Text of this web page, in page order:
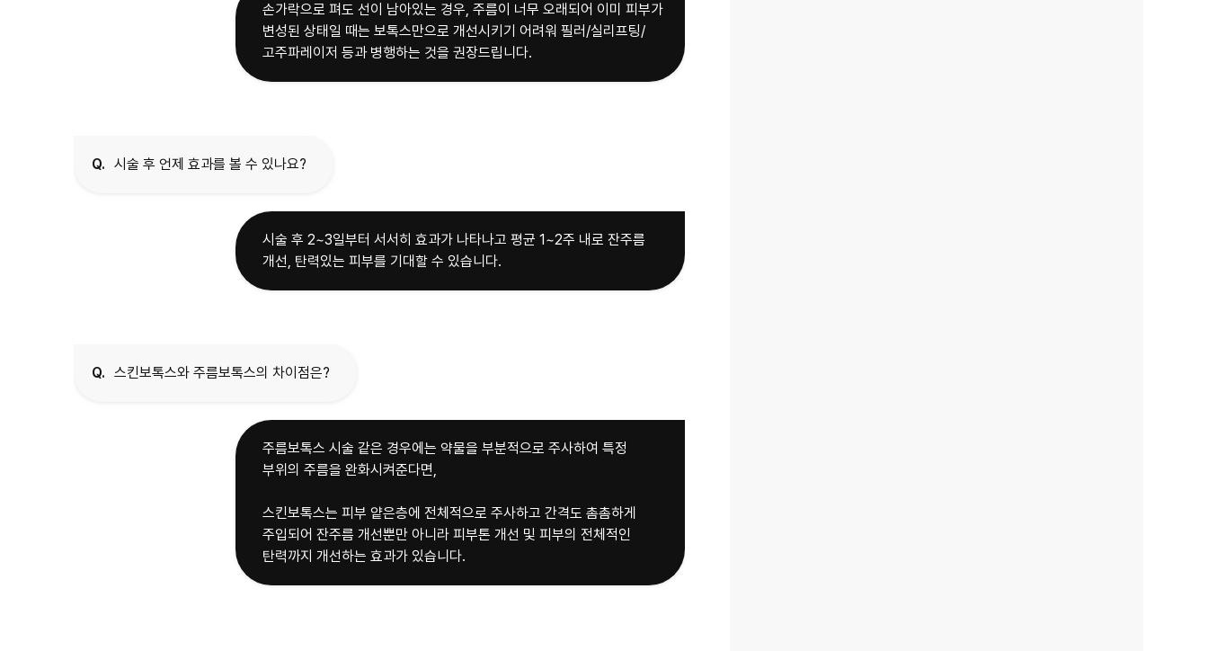
손가락으로 펴도 선이 남아있는 경우, 주름이 너무 오래되어 이미 피부가
변성된 상태일 때는 보톡스만으로 개선시키기 어려워 필러/실리프팅/
고주파레이저 등과 병행하는 것을 권장드립니다.
Q. 시술 후 언제 효과를 볼 수 있나요?
시술 후 2~3일부터 서서히 효과가 나타나고 평균 1~2주 내로 잔주름
개선, 탄력있는 피부를 기대할 수 있습니다.
Q. 스킨보톡스와 주름보톡스의 차이점은?
주름보톡스 시술 같은 경우에는 약물을 부분적으로 주사하여 특정
부위의 주름을 완화시켜준다면,
스킨보톡스는 피부 얕은층에 전체적으로 주사하고 간격도 촘촘하게
주입되어 잔주름 개선뿐만 아니라 피부톤 개선 및 피부의 전체적인
탄력까지 개선하는 효과가 있습니다.